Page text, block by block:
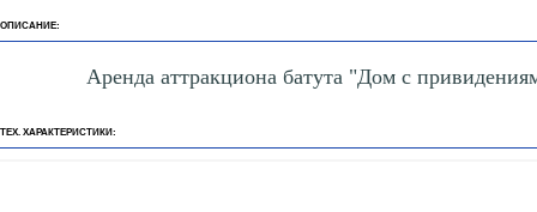
ОПИСАНИЕ:
Аренда аттракциона батута "Дом с
ТЕХ. ХАРАКТЕРИСТИКИ: